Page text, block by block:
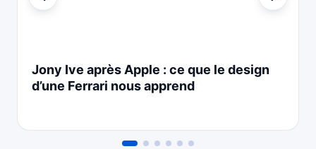
Jony Ive après Apple : ce que le design
d’une Ferrari nous apprend